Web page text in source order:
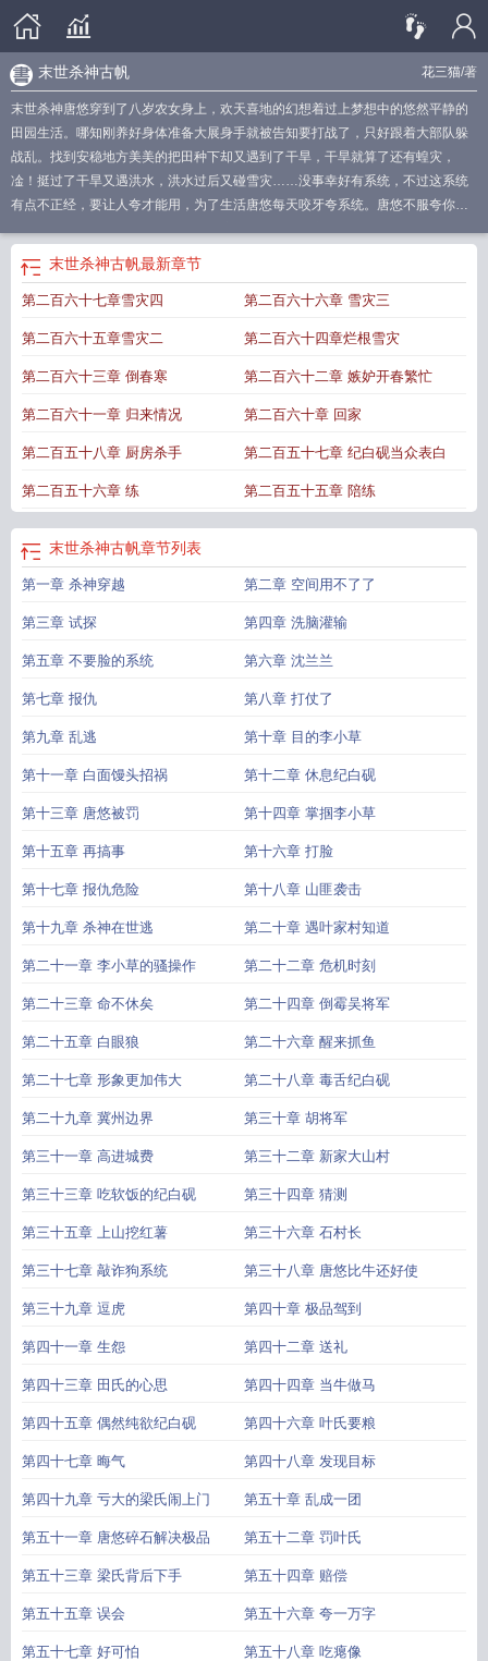
花三猫/著
末世杀神古帆
末世杀神唐悠穿到了八岁农女身上，欢天喜地的幻想着过上梦想中的悠然平静的
田园生活。哪知刚养好身体准备大展身手就被告知要打战了，只好跟着大部队躲
战乱。找到安稳地方美美的把田种下却又遇到了干旱，干旱就算了还有蝗灾，
凎！挺过了干旱又遇洪水，洪水过后又碰雪灾……没事幸好有系统，不过这系统
有点不正经，要让人夸才能用，为了生活唐悠每天咬牙夸系统。唐悠不服夸你这
家人过上幸福的田园生活！【团宠】【1∨1】
全文免费
只想种田双男主末世杀神古凡 末世杀神穿到古代只想种田免费阅读
女主是谁 末世杀神穿到古代只想种田TXT 末世杀神等级 末世杀神穿到古代只想
种田全文免费阅读 末世杀神 古凡 末世杀神穿到古代只想种田男主是末世杀神
世杀神穿到古代只想种田无弹幕
末世杀神穿到古代只想种田 花三猫TXT
神穿到古代只想种田胡子文学
末世杀神穿到古代只想种田全文末世杀神穿到古
猫末世杀神穿到古代只想种田txt 末世杀神古帆免费听末世杀神穿到古代只想种
田 笔趣阁末世杀神古凡女主末世杀神穿到古代只想种田花三猫末世杀神穿到
古代只想种田作者花三猫末世杀神穿到古代只想种田笔趣阁
末世杀神古帆最新章节
第二百六十七章雪灾四 第二百六十六章 雪灾三
第二百六十五章雪灾二 第二百六十四章烂根雪灾
第二百六十三章 倒春寒 第二百六十二章 嫉妒开春繁忙
第二百六十一章 归来情况 第二百六十章 回家
第二百五十八章 厨房杀手 第二百五十七章 纪白砚当众表白
第二百五十六章 练 第二百五十五章 陪练
末世杀神古帆章节列表
第一章 杀神穿越 第二章 空间用不了了
第三章 试探 第四章 洗脑灌输
第五章 不要脸的系统 第六章 沈兰兰
第七章 报仇 第八章 打仗了
第九章 乱逃 第十章 目的李小草
第十一章 白面馒头招祸 第十二章 休息纪白砚
第十三章 唐悠被罚 第十四章 掌掴李小草
第十五章 再搞事 第十六章 打脸
第十七章 报仇危险 第十八章 山匪袭击
第十九章 杀神在世逃 第二十章 遇叶家村知道
第二十一章 李小草的骚操作 第二十二章 危机时刻
第二十三章 命不休矣 第二十四章 倒霉吴将军
第二十五章 白眼狼 第二十六章 醒来抓鱼
第二十七章 形象更加伟大 第二十八章 毒舌纪白砚
第二十九章 冀州边界 第三十章 胡将军
第三十一章 高进城费 第三十二章 新家大山村
第三十三章 吃软饭的纪白砚 第三十四章 猜测
第三十五章 上山挖红薯 第三十六章 石村长
第三十七章 敲诈狗系统 第三十八章 唐悠比牛还好使
第三十九章 逗虎 第四十章 极品驾到
第四十一章 生怨 第四十二章 送礼
第四十三章 田氏的心思 第四十四章 当牛做马
第四十五章 偶然纯欲纪白砚 第四十六章 叶氏要粮
第四十七章 晦气 第四十八章 发现目标
第四十九章 亏大的梁氏闹上门 第五十章 乱成一团
第五十一章 唐悠碎石解决极品 第五十二章 罚叶氏
第五十三章 梁氏背后下手 第五十四章 赔偿
第五十五章 误会 第五十六章 夸一万字
第五十七章 好可怕 第五十八章 吃瘪像